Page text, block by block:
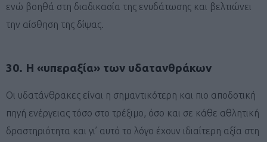
ενώ βοηθά στη διαδικασία της ενυδάτωσης και βελτιώνει
την αίσθηση της δίψας.
30. Η «υπεραξία» των υδατανθράκων
Οι υδατάνθρακες είναι η σημαντικότερη και πιο αποδοτική
πηγή ενέργειας τόσο στο τρέξιμο, όσο και σε κάθε αθλητική
δραστηριότητα και γι’ αυτό το λόγο έχουν ιδιαίτερη αξία στη